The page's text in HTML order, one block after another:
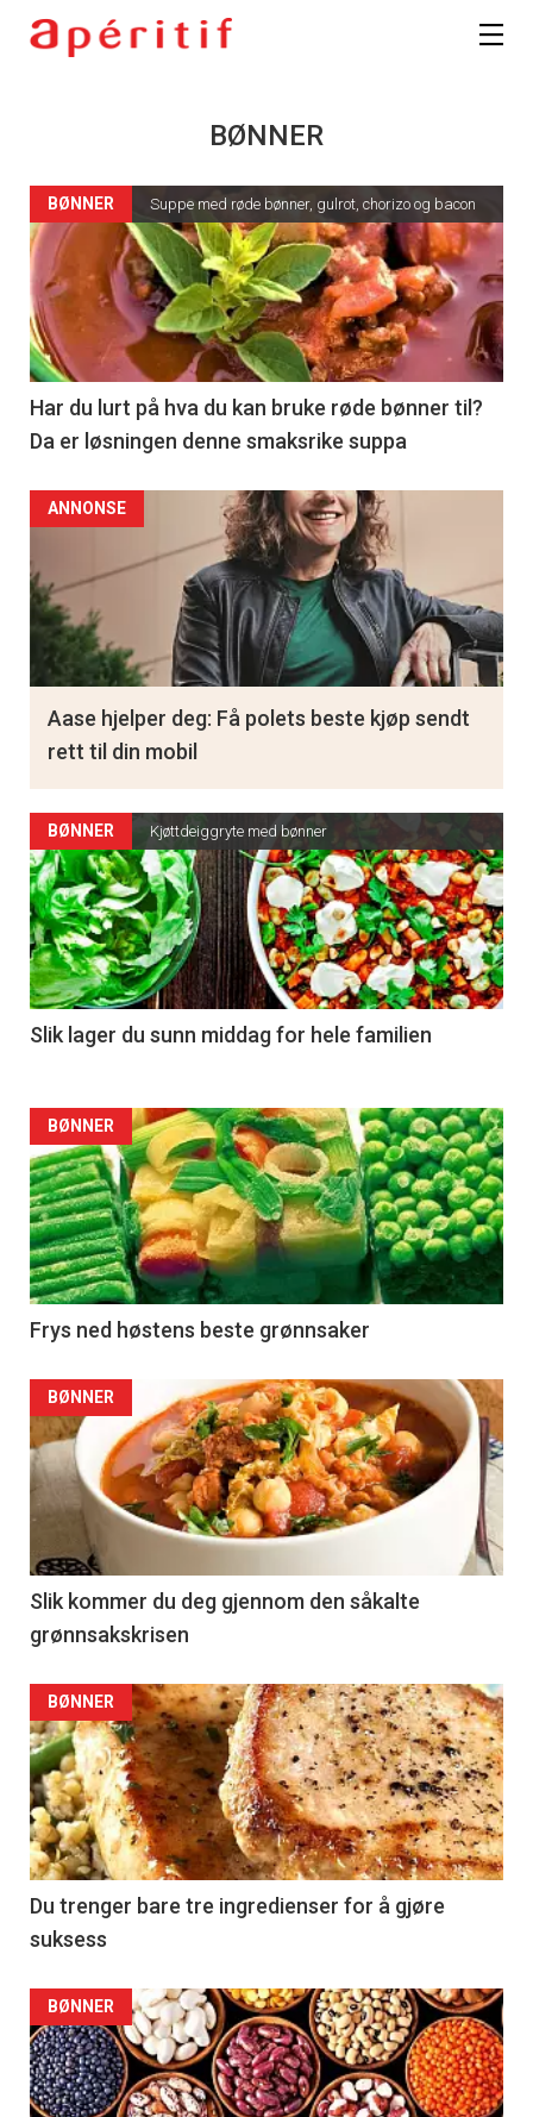
BØNNER
BØNNER Suppe med røde bønner, gulrot, chorizo og bacon
Har du lurt på hva du kan bruke røde bønner til?
Da er løsningen denne smaksrike suppa
BØNNER Kjøttdeiggryte med bønner
Slik lager du sunn middag for hele familien
BØNNER
Frys ned høstens beste grønnsaker
BØNNER
Slik kommer du deg gjennom den såkalte
grønnsakskrisen
BØNNER
Du trenger bare tre ingredienser for å gjøre
suksess
BØNNER
ANNONSE
Aase hjelper deg: Få polets beste kjøp sendt
rett til din mobil